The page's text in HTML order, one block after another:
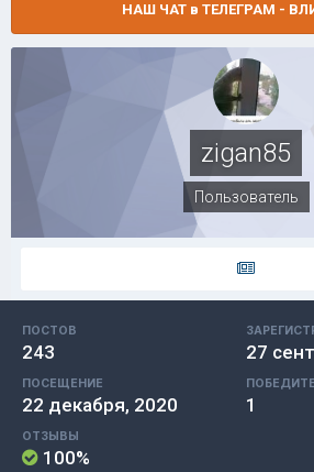
НАШ ЧАТ в ТЕЛЕГРАМ -
zigan85
Пользователь
ПОСТОВ
243 27
ПОСЕЩЕНИЕ
22 декабря, 2020 1
ОТЗЫВЫ
100%